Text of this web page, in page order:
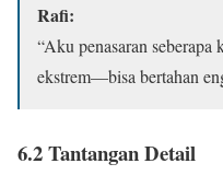
Rafi:
“Aku penasaran
ekstrem—bisa bertahan
6.2 Tantangan Detail